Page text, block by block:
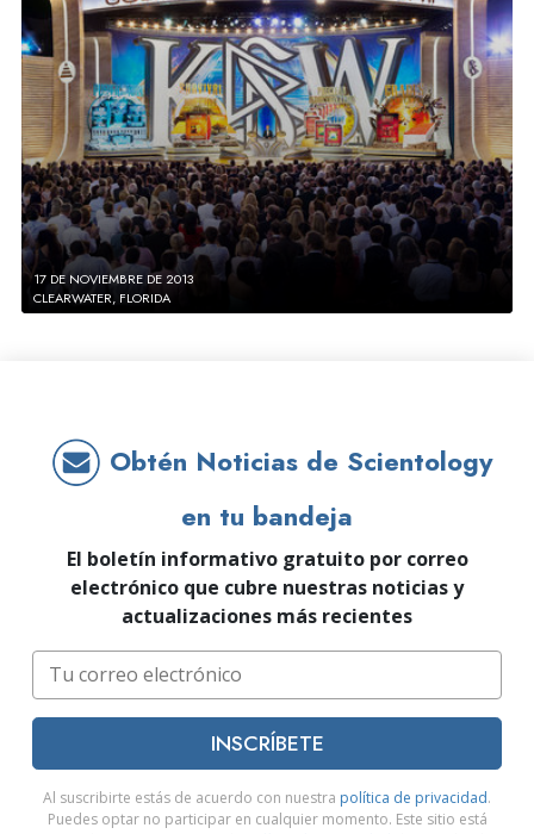
17 DE NOVIEMBRE DE 2013
CLEARWATER, FLORIDA
Obtén Noticias de Scientology
en tu bandeja
El boletín informativo gratuito por correo
electrónico que cubre nuestras noticias y
actualizaciones más recientes
INSCRÍBETE
Al suscribirte estás de acuerdo con nuestra política de privacidad.
Puedes optar no participar en cualquier momento. Este sitio está